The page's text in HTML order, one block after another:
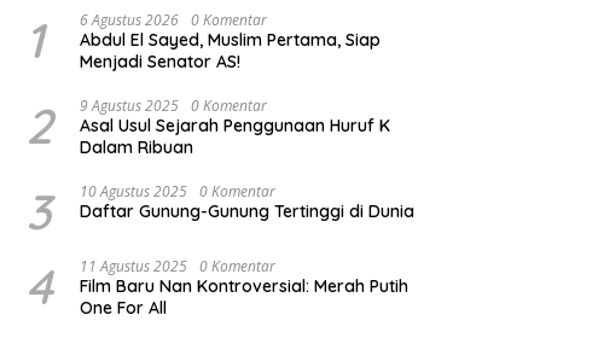
1 6 Agustus 2026 0 Komentar
Abdul El Sayed, Muslim Pertama, Siap
Menjadi Senator AS!
2 9 Agustus 2025 0 Komentar
Asal Usul Sejarah Penggunaan Huruf K
Dalam Ribuan
3 10 Agustus 2025 0 Komentar
Daftar Gunung-Gunung Tertinggi di Dunia
4 11 Agustus 2025 0 Komentar
Film Baru Nan Kontroversial: Merah Putih
One For All